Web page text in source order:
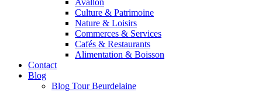
Avallon
Culture & Patrimoine
Nature & Loisirs
Commerces & Services
Cafés & Restaurants
Alimentation & Boisson
Contact
Blog
Blog Tour Beurdelaine